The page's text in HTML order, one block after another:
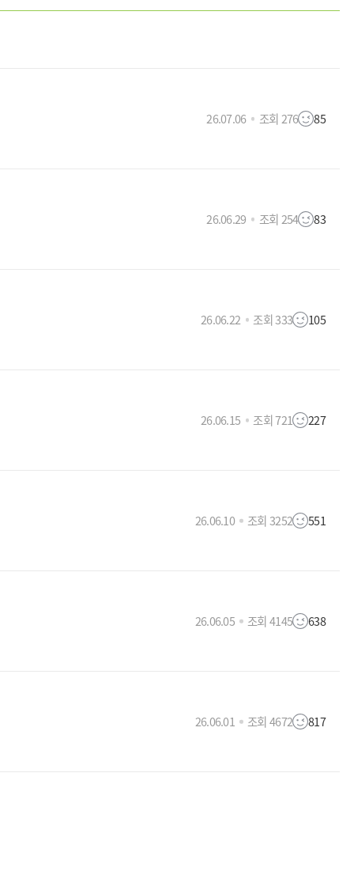
26.07.06 조회 276 85
26.06.29 조회 254 83
26.06.22 조회 333 105
26.06.15 조회 721 227
26.06.10 조회 3252 551
26.06.05 조회 4145 638
26.06.01 조회 4672 817